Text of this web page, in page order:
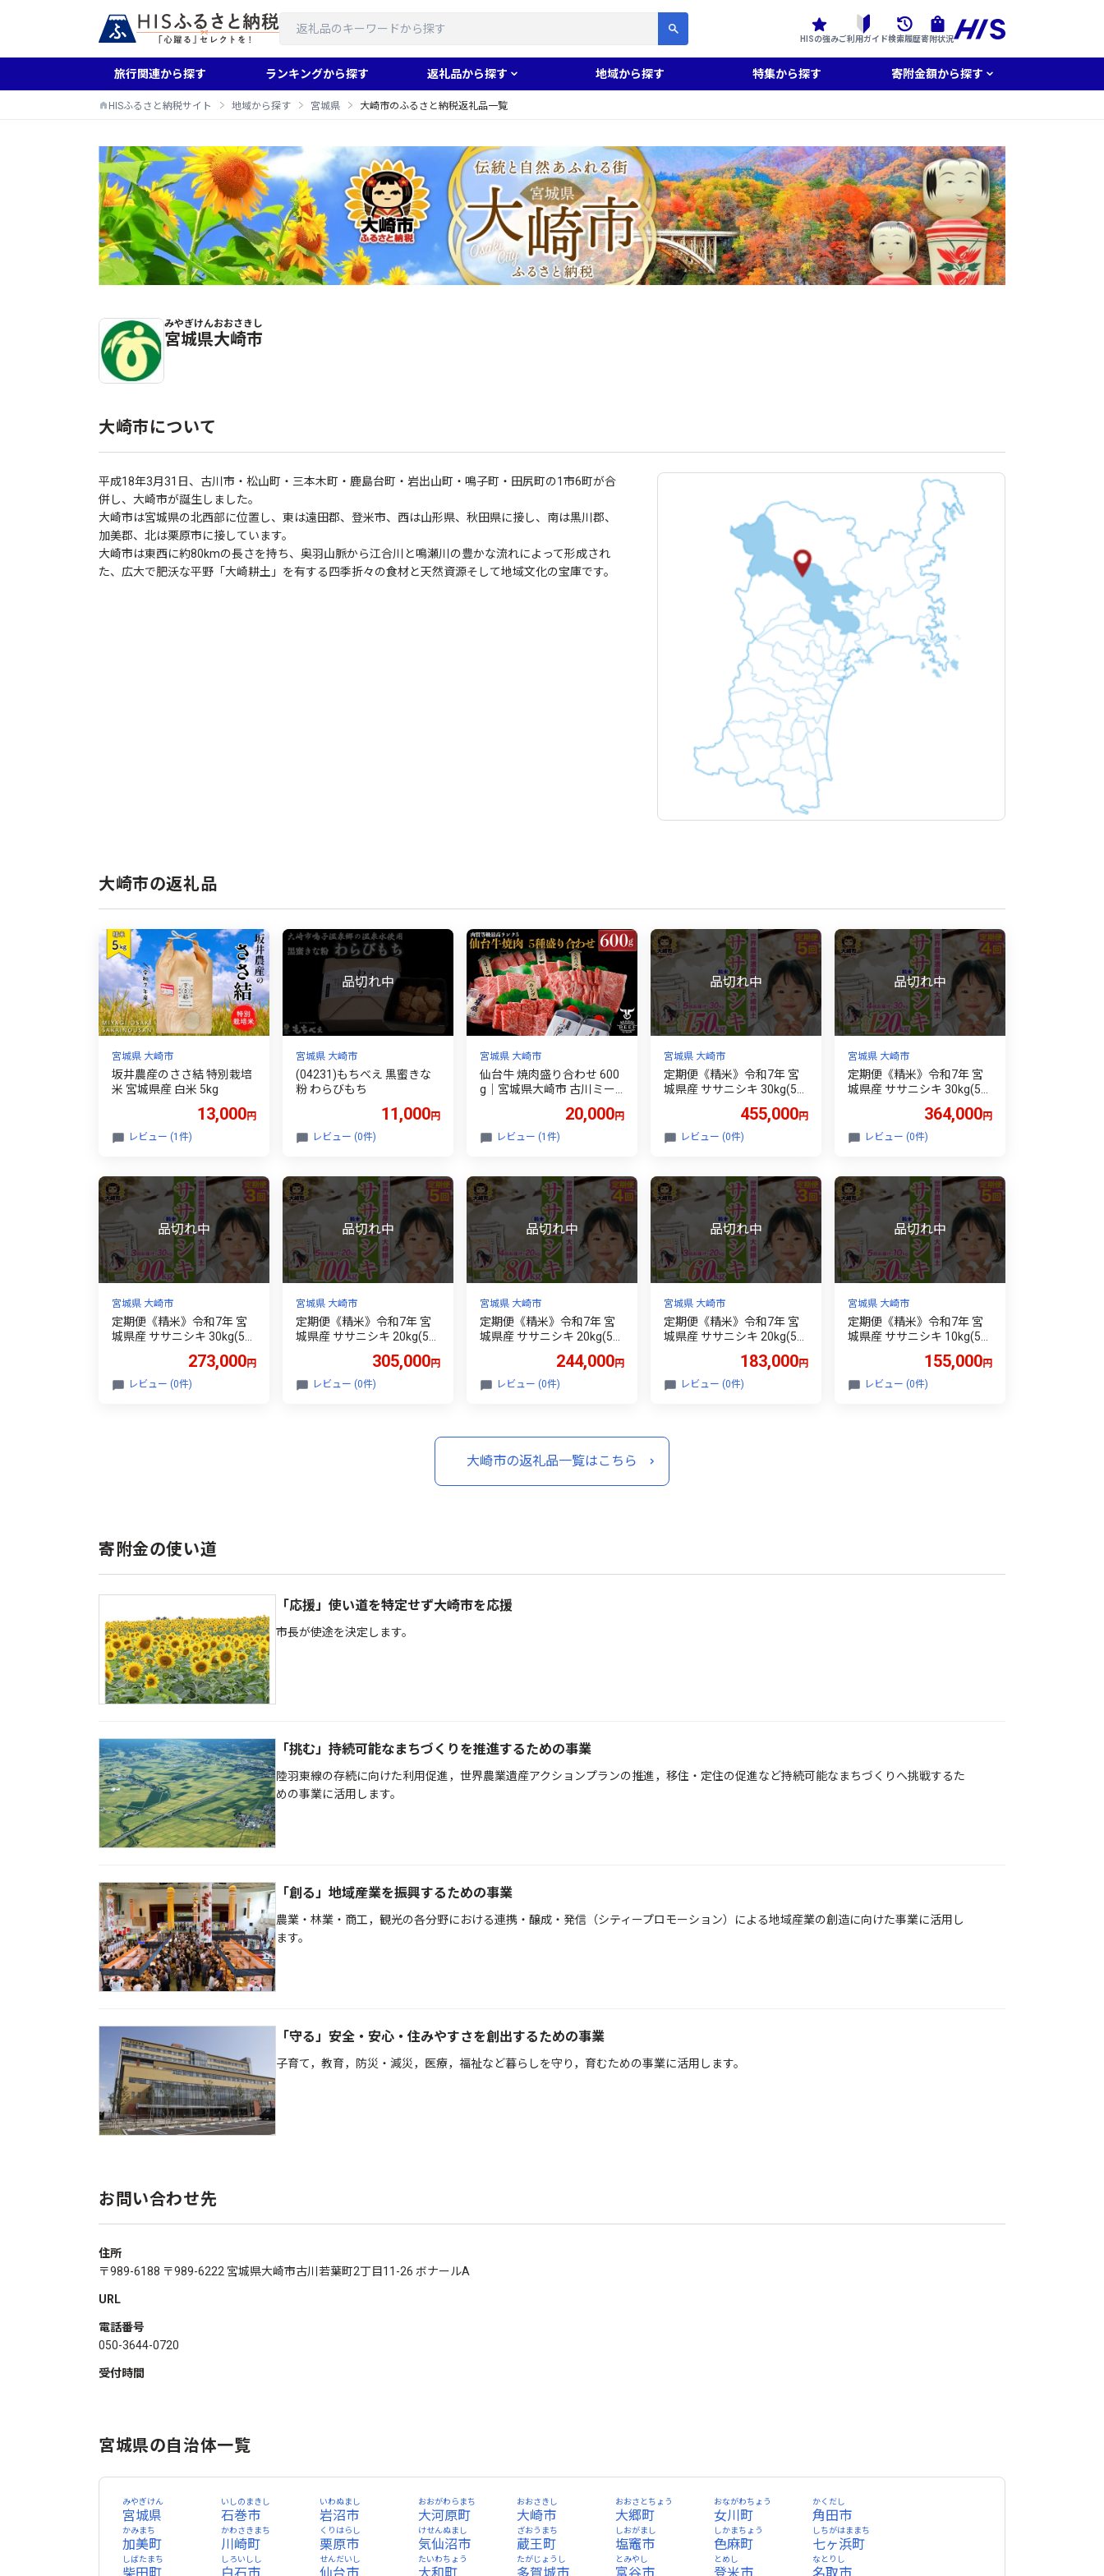
HISの強みご利用ガイド検索履歴寄附状況
旅行関連から探す ランキングから探す 返礼品から探す 地域から探す 特集から探す 寄附金額から探す
HISふるさと納税サイト 地域から探す 宮城県 大崎市のふるさと納税返礼品一覧
大崎市のふるさと納税返礼品一覧
宮城県
みやぎけん
大崎市
おおさきし
大崎市について
平成18年3月31日、古川市・松山町・三本木町・鹿島台町・岩出山町・鳴子町・田尻町の1市6町が合
併し、大崎市が誕生しました。
大崎市は宮城県の北西部に位置し、東は遠田郡、登米市、西は山形県、秋田県に接し、南は黒川郡、
加美郡、北は栗原市に接しています。
大崎市は東西に約80kmの長さを持ち、奥羽山脈から江合川と鳴瀬川の豊かな流れによって形成され
た、広大で肥沃な平野「大崎耕土」を有する四季折々の食材と天然資源そして地域文化の宝庫です。
大崎市の返礼品
宮城県 大崎市
坂井農産のささ結 特別栽培
米 宮城県産 白米 5kg
13,000円
レビュー (1件)
宮城県 大崎市
(04231)もちべえ 黒蜜きな
粉 わらびもち
11,000円
レビュー (0件)
宮城県 大崎市
仙台牛 焼肉盛り合わせ 600
g｜宮城県大崎市 古川ミー
付き・冷凍便 肉 牛肉 焼肉
仙台牛 古川ミート 国産牛
20,000円
レビュー (1件)
宮城県 大崎市
定期便《精米》令和7年 宮
城県産 ササニシキ 30kg(5k
455,000円
レビュー (0件)
宮城県 大崎市
定期便《精米》令和7年 宮
城県産 ササニシキ 30kg(5k
364,000円
レビュー (0件)
宮城県 大崎市
定期便《精米》令和7年 宮
城県産 ササニシキ 30kg(5k
273,000円
レビュー (0件)
宮城県 大崎市
定期便《精米》令和7年 宮
城県産 ササニシキ 20kg(5k
305,000円
レビュー (0件)
宮城県 大崎市
定期便《精米》令和7年 宮
城県産 ササニシキ 20kg(5k
244,000円
レビュー (0件)
宮城県 大崎市
定期便《精米》令和7年 宮
城県産 ササニシキ 20kg(5k
183,000円
レビュー (0件)
宮城県 大崎市
定期便《精米》令和7年 宮
城県産 ササニシキ 10kg(5k
155,000円
レビュー (0件)
大崎市の返礼品一覧はこちら
寄附金の使い道
「応援」使い道を特定せず大崎市を応援
市長が使途を決定します。
「挑む」持続可能なまちづくりを推進するための事業
陸羽東線の存続に向けた利用促進，世界農業遺産アクションプランの推進，移住・定住の促進など持続可能なまちづくりへ挑戦するた
めの事業に活用します。
「創る」地域産業を振興するための事業
農業・林業・商工，観光の各分野における連携・醸成・発信（シティープロモーション）による地域産業の創造に向けた事業に活用し
ます。
「守る」安全・安心・住みやすさを創出するための事業
子育て，教育，防災・減災，医療，福祉など暮らしを守り，育むための事業に活用します。
お問い合わせ先
住所
〒989-6188 〒989-6222 宮城県大崎市古川若葉町2丁目11-26 ボナールA
URL
電話番号
050-3644-0720
受付時間
宮城県の自治体一覧
宮城県
みやぎけん
石巻市
いしのまきし
岩沼市
いわぬまし
大河原町
おおがわらまち
大崎市
おおさきし
大郷町
おおさとちょう
女川町
おながわちょう
角田市
かくだし
加美町
かみまち
川崎町
かわさきまち
栗原市
くりはらし
気仙沼市
けせんぬまし
蔵王町
ざおうまち
塩竈市
しおがまし
色麻町
しかまちょう
七ヶ浜町
しちがはままち
柴田町
しばたまち
白石市
しろいしし
仙台市
せんだいし
大和町
たいわちょう
多賀城市
たがじょうし
富谷市
とみやし
登米市
とめし
名取市
なとりし